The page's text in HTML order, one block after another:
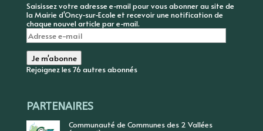
Saisissez votre adresse e-mail pour vous abonner au site de
la Mairie d'Oncy-sur-Ecole et recevoir une notification de
chaque nouvel article par e-mail.
Adresse
e-
mail
Je m'abonne
Rejoignez les 76 autres abonnés
PARTENAIRES
Communauté de Communes des 2 Vallées